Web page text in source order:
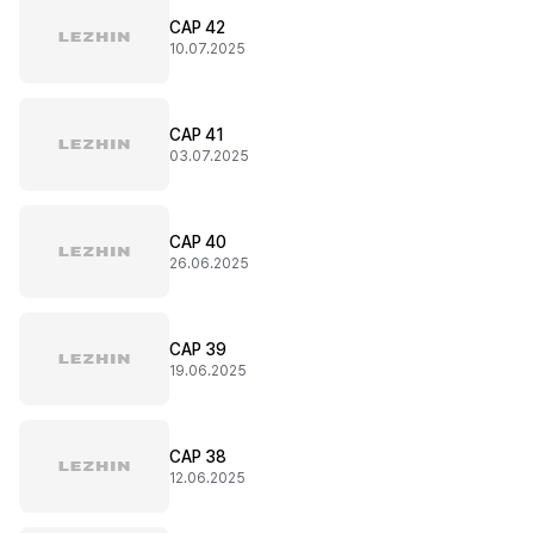
CAP 42
10.07.2025
CAP 41
03.07.2025
CAP 40
26.06.2025
CAP 39
19.06.2025
CAP 38
12.06.2025